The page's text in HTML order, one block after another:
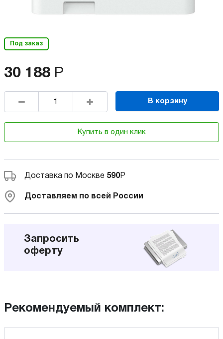
Под заказ
30 188 Р
В корзину
Купить в один клик
Доставка по Москве 590Р
Доставляем по всей России
Запросить
оферту
Рекомендуемый комплект: